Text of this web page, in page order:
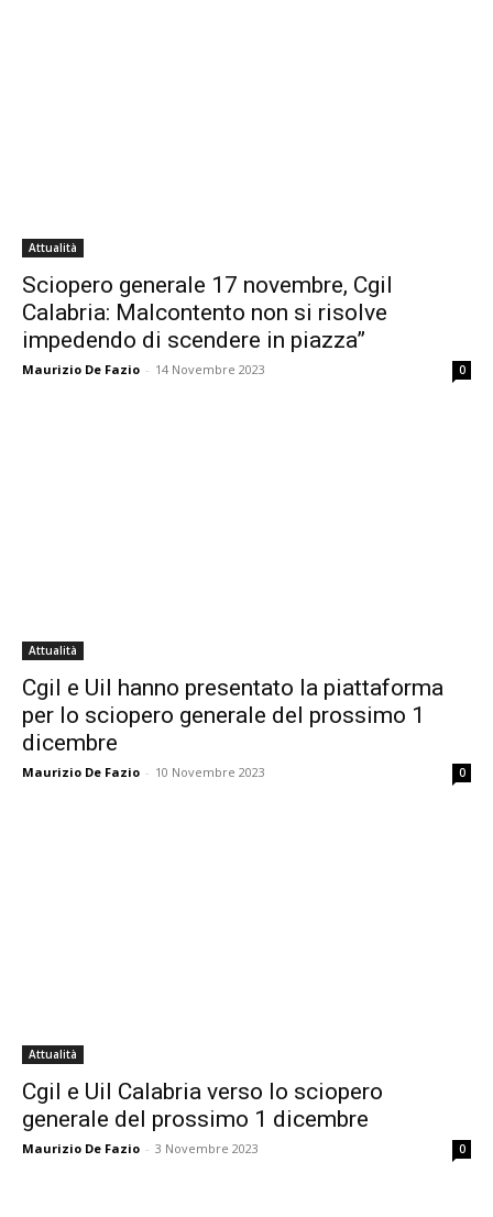
Attualità
Sciopero generale 17 novembre, Cgil
Calabria: Malcontento non si risolve
impedendo di scendere in piazza”
Maurizio De Fazio - 14 Novembre 2023 0
Attualità
Cgil e Uil hanno presentato la piattaforma
per lo sciopero generale del prossimo 1
dicembre
Maurizio De Fazio - 10 Novembre 2023 0
Attualità
Cgil e Uil Calabria verso lo sciopero
generale del prossimo 1 dicembre
Maurizio De Fazio - 3 Novembre 2023 0